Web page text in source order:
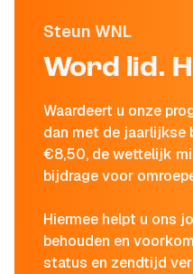
Steun WNL
Word lid.
Waardeert u onze
dan met de jaarlijkse
€8,50, de wettelijk
bijdrage voor
Hiermee helpt u ons
behouden en
status en zendtijd